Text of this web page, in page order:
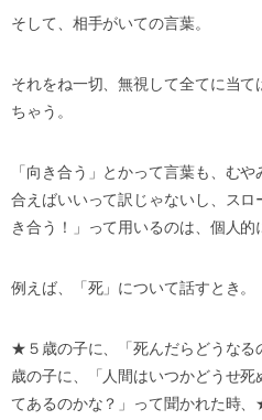
そして、相手がいての言葉。
それをね一切、無視して全てに当
ちゃう。
「向き合う」とかって言葉も、む
合えばいいって訳じゃないし、ス
き合う！」って用いるのは、個人的
例えば、「死」について話すとき。
★５歳の子に、「死んだらどうな
歳の子に、「人間はいつかどうせ
てあるのかな？」って聞かれた時